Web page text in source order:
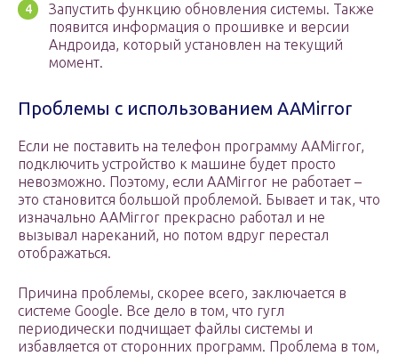
Запустить функцию обновления системы. Также
появится информация о прошивке и версии
Андроида, который установлен на текущий
момент.
Проблемы с использованием AAMirror
Если не поставить на телефон программу AAMirror,
подключить устройство к машине будет просто
невозможно. Поэтому, если AAMirror не работает –
это становится большой проблемой. Бывает и так, что
изначально AAMirror прекрасно работал и не
вызывал нареканий, но потом вдруг перестал
отображаться.
Причина проблемы, скорее всего, заключается в
системе Google. Все дело в том, что гугл
периодически подчищает файлы системы и
избавляется от сторонних программ. Проблема в том,